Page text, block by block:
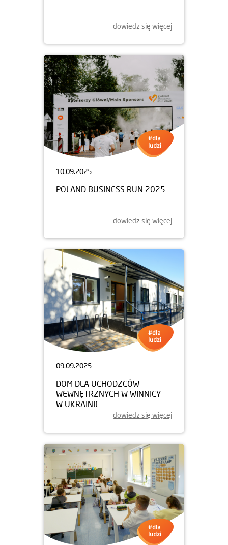
dowiedz się więcej
10.09.2025
POLAND BUSINESS RUN 2025
dowiedz się więcej
09.09.2025
DOM DLA UCHODZCÓW
WEWNĘTRZNYCH W WINNICY
W UKRAINIE
dowiedz się więcej